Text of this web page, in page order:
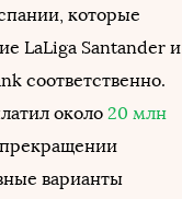
которые
LaLiga Santander и
соответственно.
около 20 млн
варианты